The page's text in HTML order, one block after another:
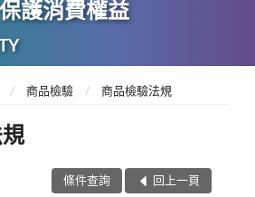
護消費權益
商品檢驗 商品檢驗法規
條件查詢 回上一頁